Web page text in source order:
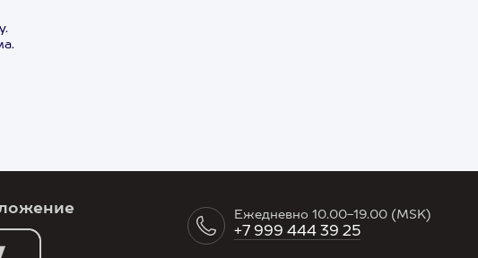
Ежедневно 10.00-19.00 (MSK)
+7 999 444 39 25